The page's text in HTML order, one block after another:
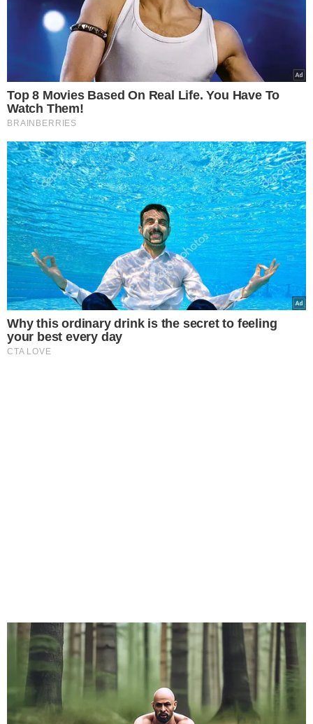
Top 8 Movies Based On Real Life. You Have To
Watch Them!
BRAINBERRIES
Why this ordinary drink is the secret to feeling
your best every day
CTA LOVE